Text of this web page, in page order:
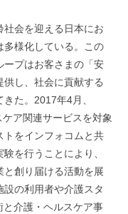
会を迎える日本にお
多様化している。この
ープはお客さまの「安
し、社会に貢献する
た。2017年4月、
ア関連サービスを対象
トをインフォコムと共
を行うことにより、
と創り届ける活動を展
の利用者や介護スタ
介護・ヘルスケア事